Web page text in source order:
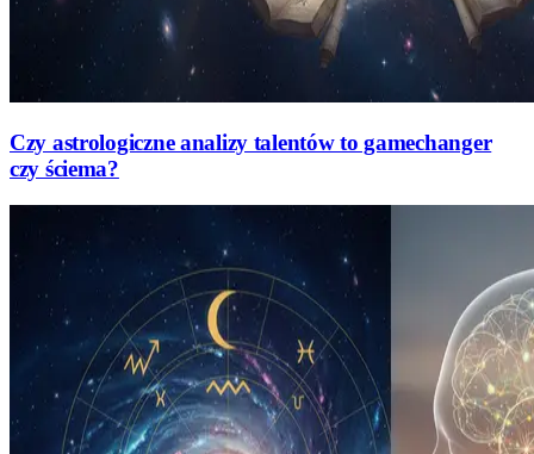
Czy astrologiczne analizy talentów to gamechanger
czy ściema?